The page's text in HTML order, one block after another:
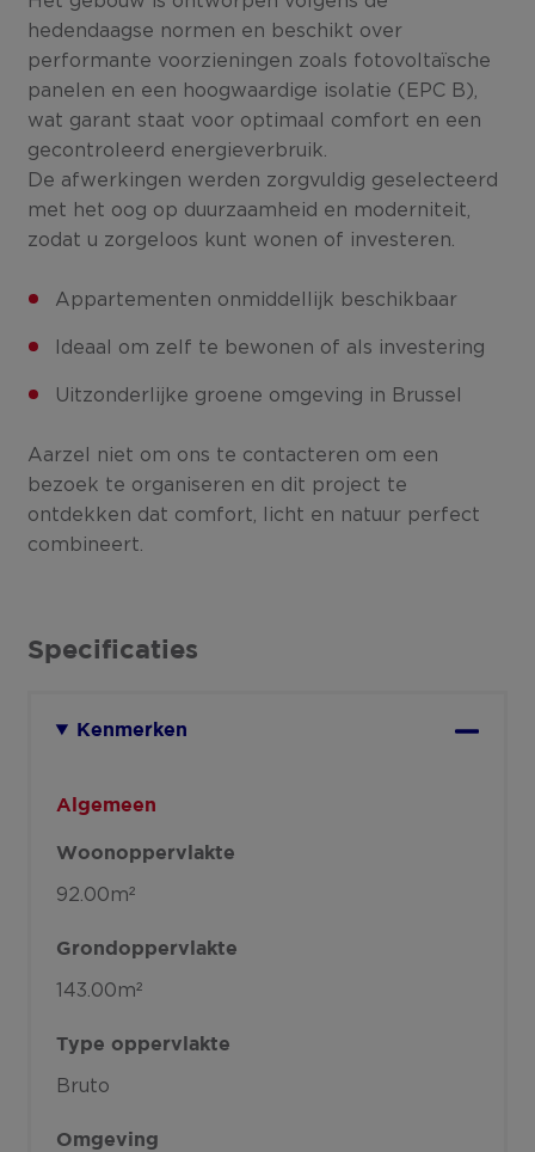
hedendaagse normen en beschikt over
performante voorzieningen zoals fotovoltaïsche
panelen en een hoogwaardige isolatie (EPC B),
wat garant staat voor optimaal comfort en een
gecontroleerd energieverbruik.
De afwerkingen werden zorgvuldig geselecteerd
met het oog op duurzaamheid en moderniteit,
zodat u zorgeloos kunt wonen of investeren.
Appartementen onmiddellijk beschikbaar
Ideaal om zelf te bewonen of als investering
Uitzonderlijke groene omgeving in Brussel
Aarzel niet om ons te contacteren om een
bezoek te organiseren en dit project te
ontdekken dat comfort, licht en natuur perfect
combineert.
Specificaties
Kenmerken
Algemeen
Woonoppervlakte
92.00m²
Grondoppervlakte
143.00m²
Type oppervlakte
Bruto
Omgeving